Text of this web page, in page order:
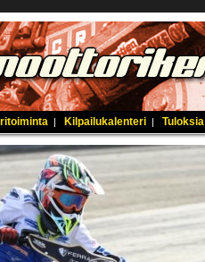
| Kilpailukalenteri | Tuloksia